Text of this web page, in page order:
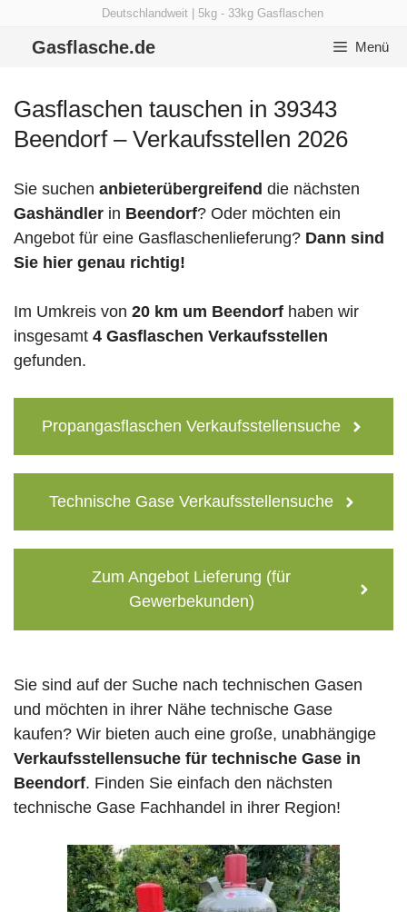
Deutschlandweit | 5kg - 33kg Gasflaschen
Gasflasche.de Menü
Gasflaschen tauschen in 39343
Beendorf – Verkaufsstellen 2026
Sie suchen anbieterübergreifend die nächsten
Gashändler in Beendorf? Oder möchten ein
Angebot für eine Gasflaschenlieferung? Dann sind
Sie hier genau richtig!
Im Umkreis von 20 km um Beendorf haben wir
insgesamt 4 Gasflaschen Verkaufsstellen
gefunden.
Propangasflaschen Verkaufsstellensuche
Technische Gase Verkaufsstellensuche
Zum Angebot Lieferung (für
Gewerbekunden)
Sie sind auf der Suche nach technischen Gasen
und möchten in ihrer Nähe technische Gase
kaufen? Wir bieten auch eine große, unabhängige
Verkaufsstellensuche für technische Gase in
Beendorf. Finden Sie einfach den nächsten
technische Gase Fachhandel in ihrer Region!